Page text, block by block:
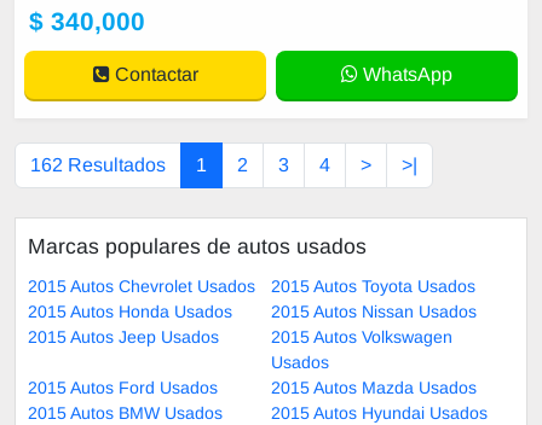
$ 340,000
Contactar WhatsApp
162 Resultados 1 2 3 4 > >|
Marcas populares de autos usados
2015 Autos Chevrolet Usados
2015 Autos Toyota Usados
2015 Autos Honda Usados
2015 Autos Nissan Usados
2015 Autos Jeep Usados
2015 Autos Volkswagen
Usados
2015 Autos Ford Usados
2015 Autos Mazda Usados
2015 Autos BMW Usados
2015 Autos Hyundai Usados